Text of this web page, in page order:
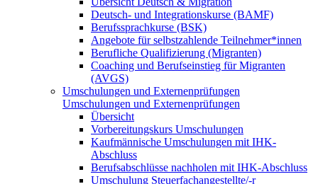
Deutsch- und Integrationskurse (BAMF)
Berufssprachkurse (BSK)
Angebote für selbstzahlende Teilnehmer*innen
Berufliche Qualifizierung (Migranten)
Coaching und Berufseinstieg für Migranten
(AVGS)
Umschulungen und Externenprüfungen
Umschulungen und Externenprüfungen
Übersicht
Vorbereitungskurs Umschulungen
Kaufmännische Umschulungen mit IHK-
Abschluss
Berufsabschlüsse nachholen mit IHK-Abschluss
Umschulung Steuerfachangestellte/-r